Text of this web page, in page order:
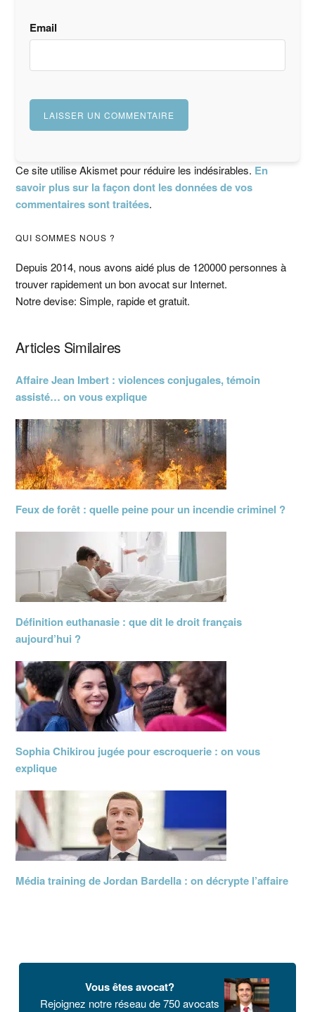
Email
Ce site utilise Akismet pour réduire les indésirables. En
savoir plus sur la façon dont les données de vos
commentaires sont traitées.
Barre
latérale
principale
QUI SOMMES NOUS ?
Depuis 2014, nous avons aidé plus de 120000 personnes à
trouver rapidement un bon avocat sur Internet.
Notre devise: Simple, rapide et gratuit.
Articles Similaires
Affaire Jean Imbert : violences conjugales, témoin
assisté… on vous explique
Feux de forêt : quelle peine pour un incendie criminel ?
Définition euthanasie : que dit le droit français
aujourd’hui ?
Sophia Chikirou jugée pour escroquerie : on vous
explique
Média training de Jordan Bardella : on décrypte l’affaire
Vous êtes avocat?
Rejoignez notre réseau de 750 avocats